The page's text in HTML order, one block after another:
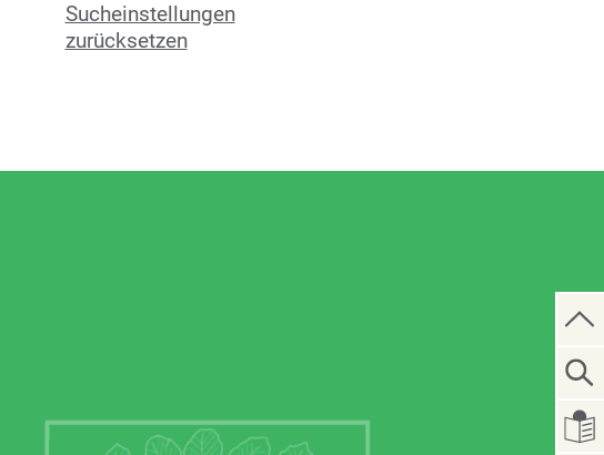
Sucheinstellungen
zurücksetzen